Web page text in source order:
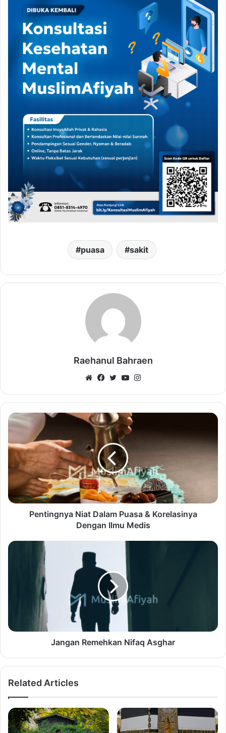
puasa sakit
Raehanul Bahraen
WebsiteFacebook
TwitterYouTube
Pentingnya Niat Dalam Puasa & Korelasinya
Dengan Ilmu Medis
Jangan Remehkan Nifaq Asghar
Related Articles